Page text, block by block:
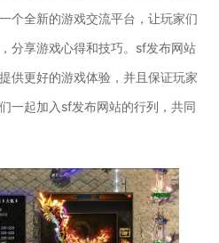
个全新的游戏交流平台，让玩家们
分享游戏心得和技巧。sf发布网站
供更好的游戏体验，并且保证玩家
一起加入sf发布网站的行列，共同